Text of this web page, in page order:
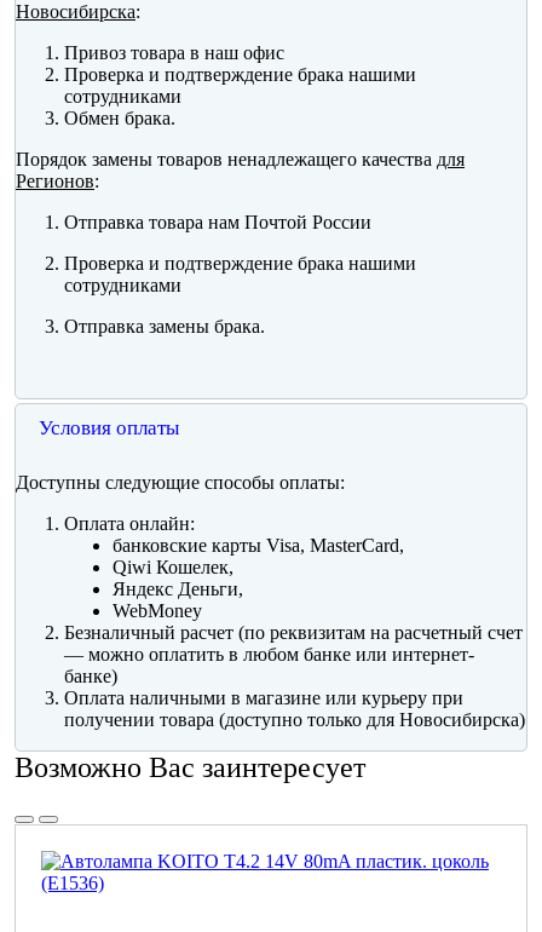
Новосибирска:
Привоз товара в наш офис
Проверка и подтверждение брака нашими
сотрудниками
Обмен брака.
Порядок замены товаров ненадлежащего качества для
Регионов:
Отправка товара нам Почтой России
Проверка и подтверждение брака нашими
сотрудниками
Отправка замены брака.
Условия оплаты
Доступны следующие способы оплаты:
Оплата онлайн:
банковские карты Visa, MasterCard,
Qiwi Кошелек,
Яндекс Деньги,
WebMoney
Безналичный расчет (по реквизитам на расчетный счет
— можно оплатить в любом банке или интернет-
банке)
Оплата наличными в магазине или курьеру при
получении товара (доступно только для Новосибирска)
Возможно Вас заинтересует